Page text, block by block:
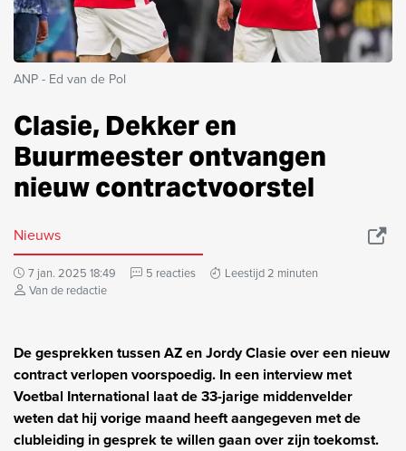
ANP - Ed van de Pol
Clasie, Dekker en
Buurmeester ontvangen
nieuw contractvoorstel
Nieuws
7 jan. 2025 18:49 5 reacties
Leestijd 2 minuten
Van de redactie
De gesprekken tussen AZ en Jordy Clasie over een nieuw
contract verlopen voorspoedig. In een interview met
Voetbal International laat de 33-jarige middenvelder
weten dat hij vorige maand heeft aangegeven met de
clubleiding in gesprek te willen gaan over zijn toekomst.